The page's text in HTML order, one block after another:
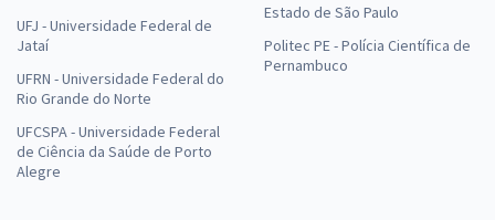
UFJ - Universidade Federal de
Jataí
UFRN - Universidade Federal do
Rio Grande do Norte
UFCSPA - Universidade Federal
de Ciência da Saúde de Porto
Alegre
Estado de São Paulo
Politec PE - Polícia Científica de
Pernambuco